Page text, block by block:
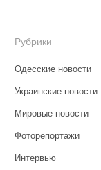
Рубрики
Одесские новости
Украинские новости
Мировые новости
Фоторепортажи
Интервью